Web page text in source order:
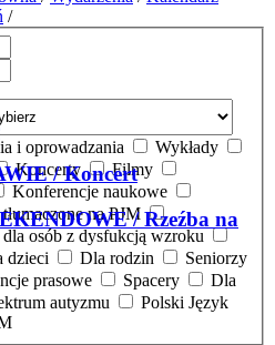
/ Koncert
/ Rzeźba na
/
i oprowadzania
Wykłady
Koncerty
Filmy
Konferencje naukowe
na PJM
osób z dysfukcją wzroku
dzieci Dla rodzin
Seniorzy
prasowe
Spacery
autyzmu